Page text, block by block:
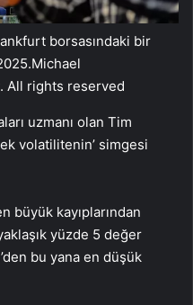
borsasındaki bir
Michael
All rights reserved
uzmanı olan Tim
volatilitenin’ simgesi
büyük kayıplarından
yüzde 5 değer
bu yana en düşük